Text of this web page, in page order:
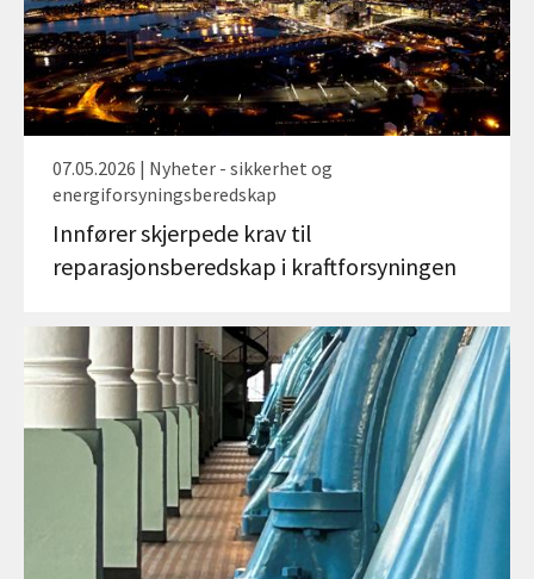
07.05.2026 | Nyheter - sikkerhet og
energiforsyningsberedskap
Innfører skjerpede krav til
reparasjonsberedskap i kraftforsyningen